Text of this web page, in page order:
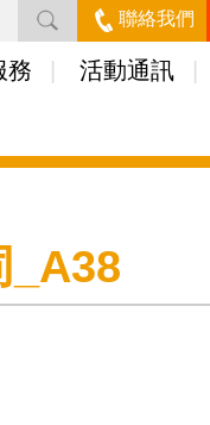
聯絡我們
務 活動通訊
_A38